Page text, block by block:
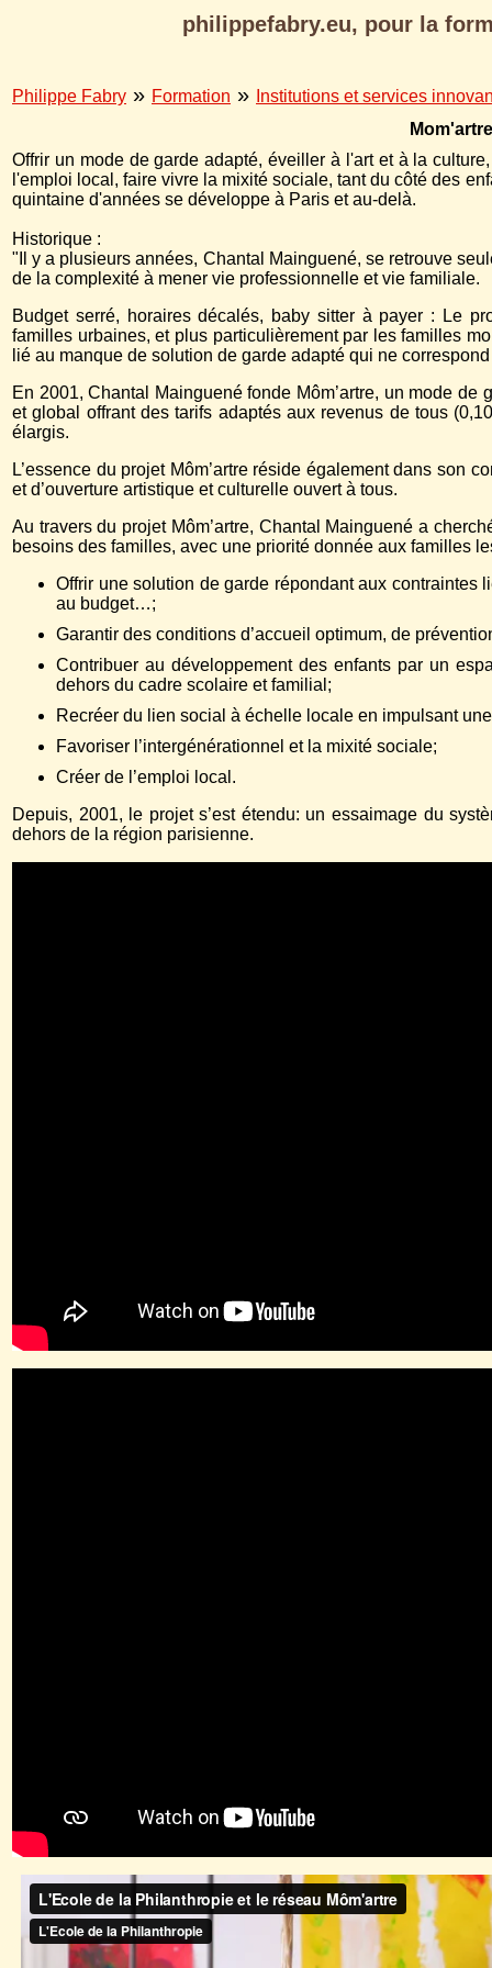
philippefabry.eu, pour la
Philippe Fabry » Formation »
Institutions et services
Mom'artre
Offrir un mode de garde adapté, éveiller à l'art et à la
l'emploi local, faire vivre la mixité sociale, tant du côté des
quintaine d'années se développe à Paris et au-delà.
Historique :
"Il y a plusieurs années, Chantal Mainguené, se retrouve
de la complexité à mener vie professionnelle et vie familiale.
Budget serré, horaires décalés, baby sitter à payer : Le
familles urbaines, et plus particulièrement par les familles
lié au manque de solution de garde adapté qui ne
En 2001, Chantal Mainguené fonde Môm’artre, un mode
et global offrant des tarifs adaptés aux revenus de tous
élargis.
L’essence du projet Môm’artre réside également dans son
et d’ouverture artistique et culturelle ouvert à tous.
Au travers du projet Môm’artre, Chantal Mainguené a
besoins des familles, avec une priorité donnée aux familles
Offrir une solution de garde répondant aux contraintes
au budget…;
Garantir des conditions d’accueil optimum, de
Contribuer au développement des enfants par un
dehors du cadre scolaire et familial;
Recréer du lien social à échelle locale en impulsant
Favoriser l’intergénérationnel et la mixité sociale;
Créer de l’emploi local.
Depuis, 2001, le projet s’est étendu: un essaimage du
dehors de la région parisienne.